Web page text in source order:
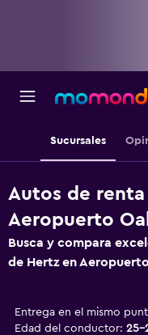
Sucursales
Autos de
Aeropuerto
Busca y compara
de Hertz en
Entrega en el mismo
Edad del conductor: 25-